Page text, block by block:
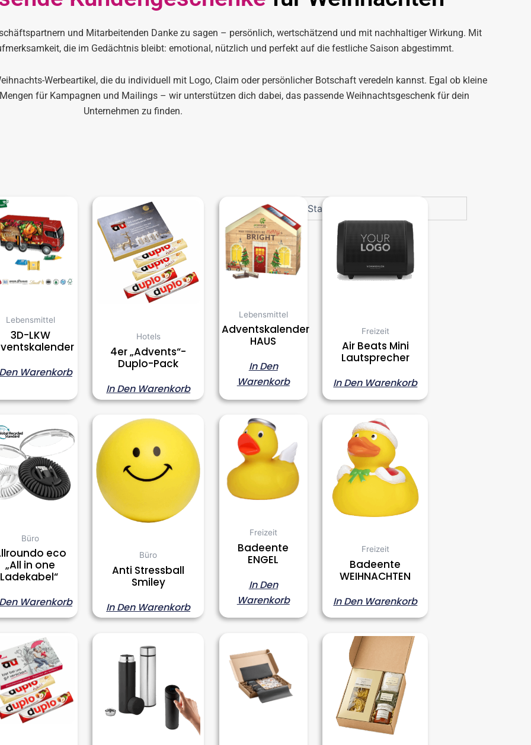
und Mitarbeitenden Danke zu sagen – persönlich, wertschätzend und mit nachhaltiger Wirkung. Mit
die im Gedächtnis bleibt: emotional, nützlich und perfekt auf die festliche Saison abgestimmt.
Werbeartikel, die du individuell mit Logo, Claim oder persönlicher Botschaft veredeln kannst. Egal ob kleine
für Kampagnen und Mailings – wir unterstützen dich dabei, das passende Weihnachtsgeschenk für dein
Unternehmen zu finden.
Lebensmittel
3D-LKW
Warenkorb
Hotels
4er „Advents“-
Duplo-Pack
In Den Warenkorb
Lebensmittel
Adventskalender
HAUS
In Den
Warenkorb
Freizeit
Air Beats Mini
Lautsprecher
In Den Warenkorb
Büro
eco
„All in one
Ladekabel“
Warenkorb
Büro
Anti Stressball
Smiley
In Den Warenkorb
Freizeit
Badeente
ENGEL
In Den
Warenkorb
Freizeit
Badeente
WEIHNACHTEN
In Den Warenkorb